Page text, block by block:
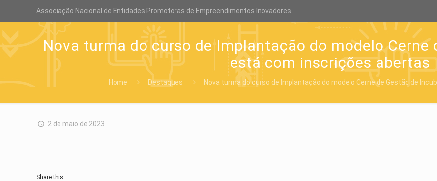
Associação Nacional de Entidades Promotoras de Empreendimentos Inovadores
Nova turma do curso de Implantação do modelo Cerne
está com inscrições abertas
Home Destaques Nova turma do curso de Implantação do modelo Cerne de Gestão de
2 de maio de 2023
Share this...